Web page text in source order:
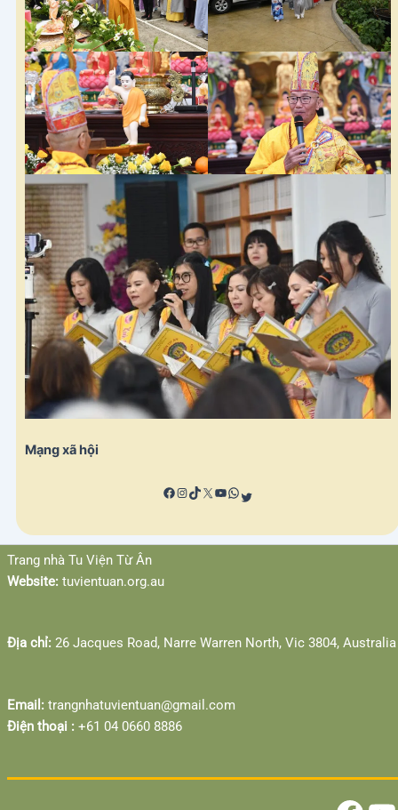
Mạng xã hội
Trang nhà Tu Viện Từ Ân
Website: tuvientuan.org.au
Địa chỉ: 26 Jacques Road, Narre Warren North, Vic 3804, Australia
Email: trangnhatuvientuan@gmail.com
Điện thoại : ‎+61 04 0660 8886
Facebook YouTube